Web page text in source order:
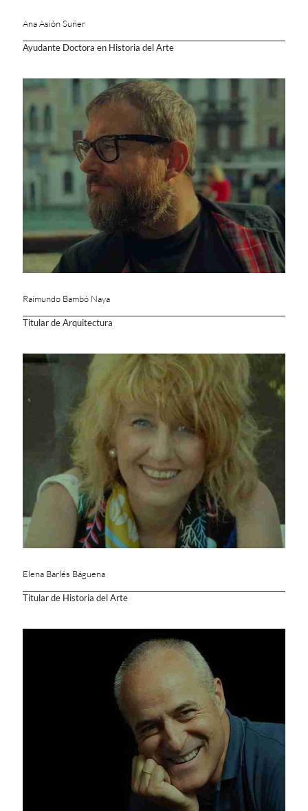
Ana Asión Suñer
Ayudante Doctora en Historia del Arte
Raimundo Bambó Naya
Titular de Arquitectura
Elena Barlés Báguena
Titular de Historia del Arte